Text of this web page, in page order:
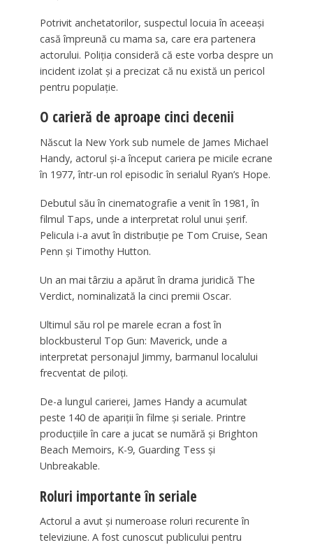
Potrivit anchetatorilor, suspectul locuia în aceeași
casă împreună cu mama sa, care era partenera
actorului. Poliția consideră că este vorba despre un
incident izolat și a precizat că nu există un pericol
pentru populație.
O carieră de aproape cinci decenii
Născut la New York sub numele de James Michael
Handy, actorul și-a început cariera pe micile ecrane
în 1977, într-un rol episodic în serialul Ryan’s Hope.
Debutul său în cinematografie a venit în 1981, în
filmul Taps, unde a interpretat rolul unui șerif.
Pelicula i-a avut în distribuție pe Tom Cruise, Sean
Penn și Timothy Hutton.
Un an mai târziu a apărut în drama juridică The
Verdict, nominalizată la cinci premii Oscar.
Ultimul său rol pe marele ecran a fost în
blockbusterul Top Gun: Maverick, unde a
interpretat personajul Jimmy, barmanul localului
frecventat de piloți.
De-a lungul carierei, James Handy a acumulat
peste 140 de apariții în filme și seriale. Printre
producțiile în care a jucat se numără și Brighton
Beach Memoirs, K-9, Guarding Tess și
Unbreakable.
Roluri importante în seriale
Actorul a avut și numeroase roluri recurente în
televiziune. A fost cunoscut publicului pentru